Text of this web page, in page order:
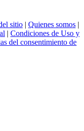
sitio | Quienes somos |
| Condiciones de Uso y
del consentimiento de